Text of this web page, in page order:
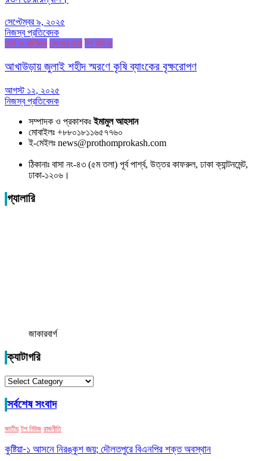
সেপ্টেম্বর ৯, ২০২৫
নিজস্ব প্রতিবেদক
অর্থ ও বাণিজ্য জেলার খবর টপ নিউজ
আখাউড়ায় জুলাই শহীদ স্মরণে কৃষি ব্যাংকের বৃক্ষরোপণ
আগস্ট ১২, ২০২৫
নিজস্ব প্রতিবেদক
সম্পাদক ও প্রকাশকঃইমামুল আহসান
মোবাইলঃ +৮৮০১৮১১৬৫৭৭৬০
ই-মেইলঃ news@prothomprokash.com
ঠিকানাঃ বাসা নং-৪৩ (৫ম তলা) পূর্ব পার্শ্ব, উত্তর কাফরুল, ঢাকা ক্যান্টনমেন্ট,
ঢাকা-১২০৬।
গ্যালারি
জাকারবার্গ
ক্যাটাগরি
ক্যাটাগরি
সর্বশেষ সংবাদ
জাতীয় টপ নিউজ রাজনীতি
কুষ্টিয়া-১ আসনে নিরঙ্কুশ জয়; দৌলতপুরে বিএনপির শক্ত অবস্থান